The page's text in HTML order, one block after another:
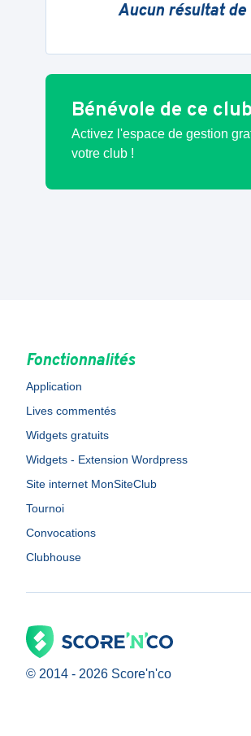
Aucun résultat
Bénévole de ce
Activez l'espace de gestion
votre club !
Fonctionnalités
Application
Lives commentés
Widgets gratuits
Widgets - Extension Wordpress
Site internet MonSiteClub
Tournoi
Convocations
Clubhouse
© 2014 - 2026 Score'n'co